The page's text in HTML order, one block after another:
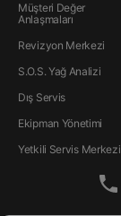
Müşteri Değer
Anlaşmaları
Revizyon Merkezi
S.O.S. Yağ Analizi
Dış Servis
Ekipman Yönetimi
Yetkili Servis Merkezi